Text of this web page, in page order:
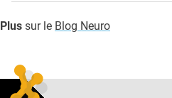
Plus sur le Blog Neuro